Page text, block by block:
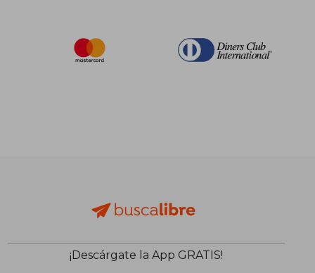
¡Descárgate la App GRATIS!